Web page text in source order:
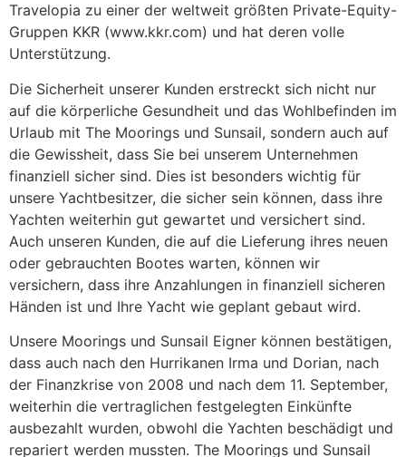
Travelopia zu einer der weltweit größten Private-Equity-
Gruppen KKR (www.kkr.com) und hat deren volle
Unterstützung.
Die Sicherheit unserer Kunden erstreckt sich nicht nur
auf die körperliche Gesundheit und das Wohlbefinden im
Urlaub mit The Moorings und Sunsail, sondern auch auf
die Gewissheit, dass Sie bei unserem Unternehmen
finanziell sicher sind. Dies ist besonders wichtig für
unsere Yachtbesitzer, die sicher sein können, dass ihre
Yachten weiterhin gut gewartet und versichert sind.
Auch unseren Kunden, die auf die Lieferung ihres neuen
oder gebrauchten Bootes warten, können wir
versichern, dass ihre Anzahlungen in finanziell sicheren
Händen ist und Ihre Yacht wie geplant gebaut wird.
Unsere Moorings und Sunsail Eigner können bestätigen,
dass auch nach den Hurrikanen Irma und Dorian, nach
der Finanzkrise von 2008 und nach dem 11. September,
weiterhin die vertraglichen festgelegten Einkünfte
ausbezahlt wurden, obwohl die Yachten beschädigt und
repariert werden mussten. The Moorings und Sunsail